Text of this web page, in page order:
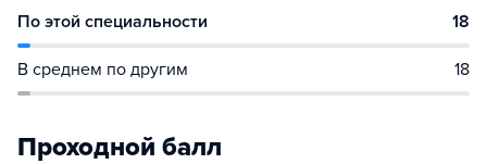
По этой специальности 18
В среднем по другим 18
Проходной балл